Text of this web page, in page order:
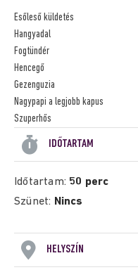
Esőleső küldetés
Hangyadal
Fogtündér
Hencegő
Gezenguzia
Nagypapi a legjobb kapus
Szuperhős
IDŐTARTAM
Időtartam: 50 perc
Szünet: Nincs
HELYSZÍN